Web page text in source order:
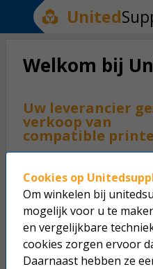
United
Welkom bij
Uw leverancier
verkoop van
compatible
printersupplies. United
verkoop van haar eigen
die speciaal is ontwikkeld
compatible inkt- en
De voordelen van United
Cookies op
Om winkelen bij
mogelijk voor u te
en vergelijkbare
cookies zorgen ervoor
Daarnaast hebben ze